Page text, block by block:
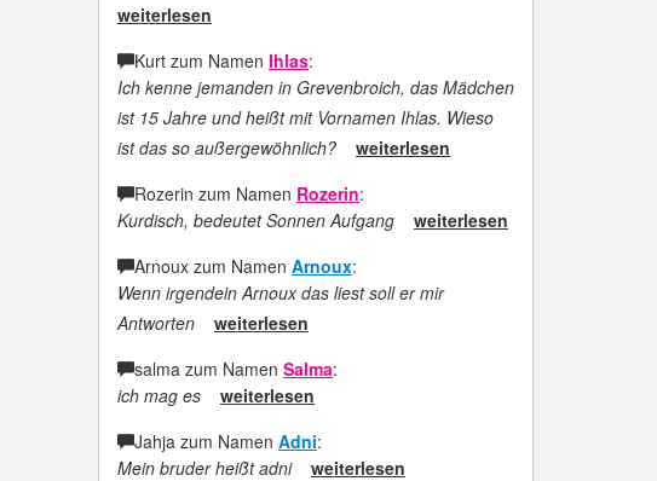
weiterlesen
Kurt zum Namen Ihlas:
Ich kenne jemanden in Grevenbroich, das Mädchen
ist 15 Jahre und heißt mit Vornamen Ihlas. Wieso
ist das so außergewöhnlich?
weiterlesen
Rozerin zum Namen Rozerin:
Kurdisch, bedeutet Sonnen Aufgang
weiterlesen
Arnoux zum Namen Arnoux:
Wenn irgendein Arnoux das liest soll er mir
Antworten
weiterlesen
salma zum Namen Salma:
ich mag es
weiterlesen
Jahja zum Namen Adni:
Mein bruder heißt adni
weiterlesen